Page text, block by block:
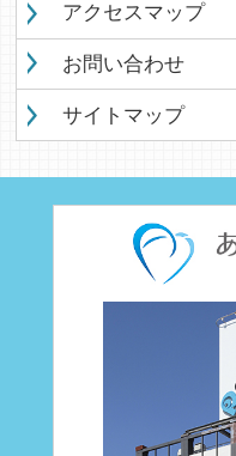
アクセスマップ
お問い合わせ
サイトマップ